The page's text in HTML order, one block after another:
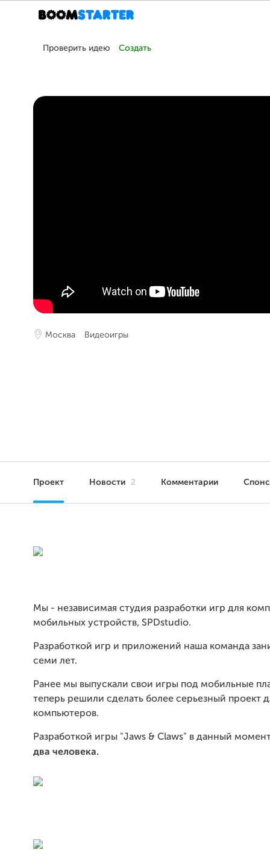
Проверить идею Создать
Москва Видеоигры
Проект Новости 2 Комментарии
Мы - независимая студия разработки игр для
мобильных устройств, SPDstudio.
Разработкой игр и приложений наша команда
семи лет.
Ранее мы выпускали свои игры под мобильные
теперь решили сделать более серьезный проект
компьютеров.
Разработкой игры "Jaws & Claws" в данный
два человека.